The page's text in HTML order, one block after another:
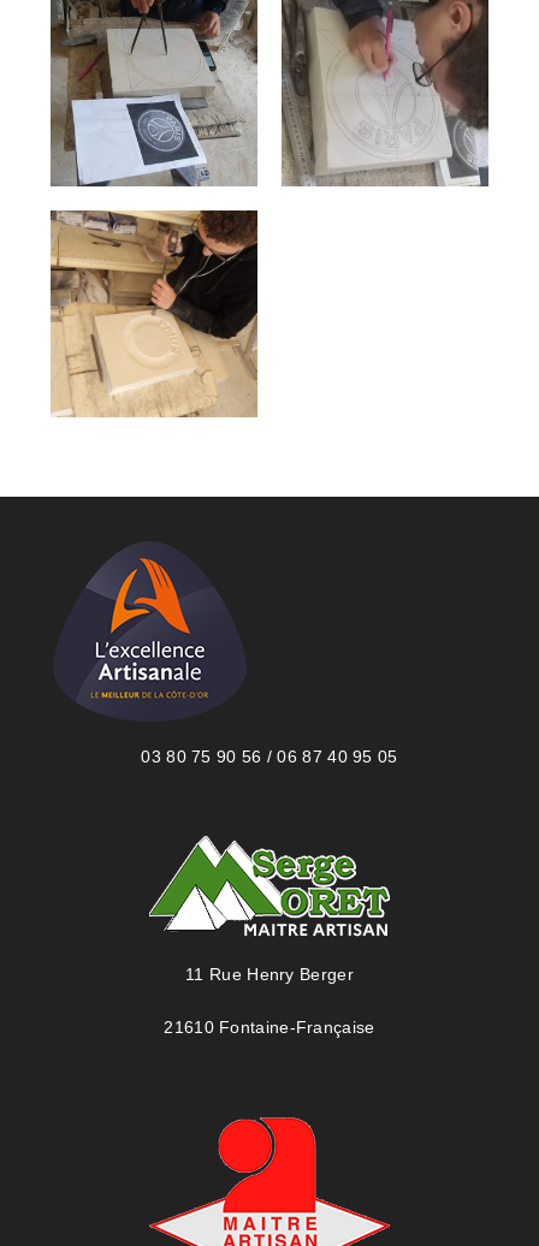
03 80 75 90 56 / 06 87 40 95 05
11 Rue Henry Berger
21610 Fontaine-Française